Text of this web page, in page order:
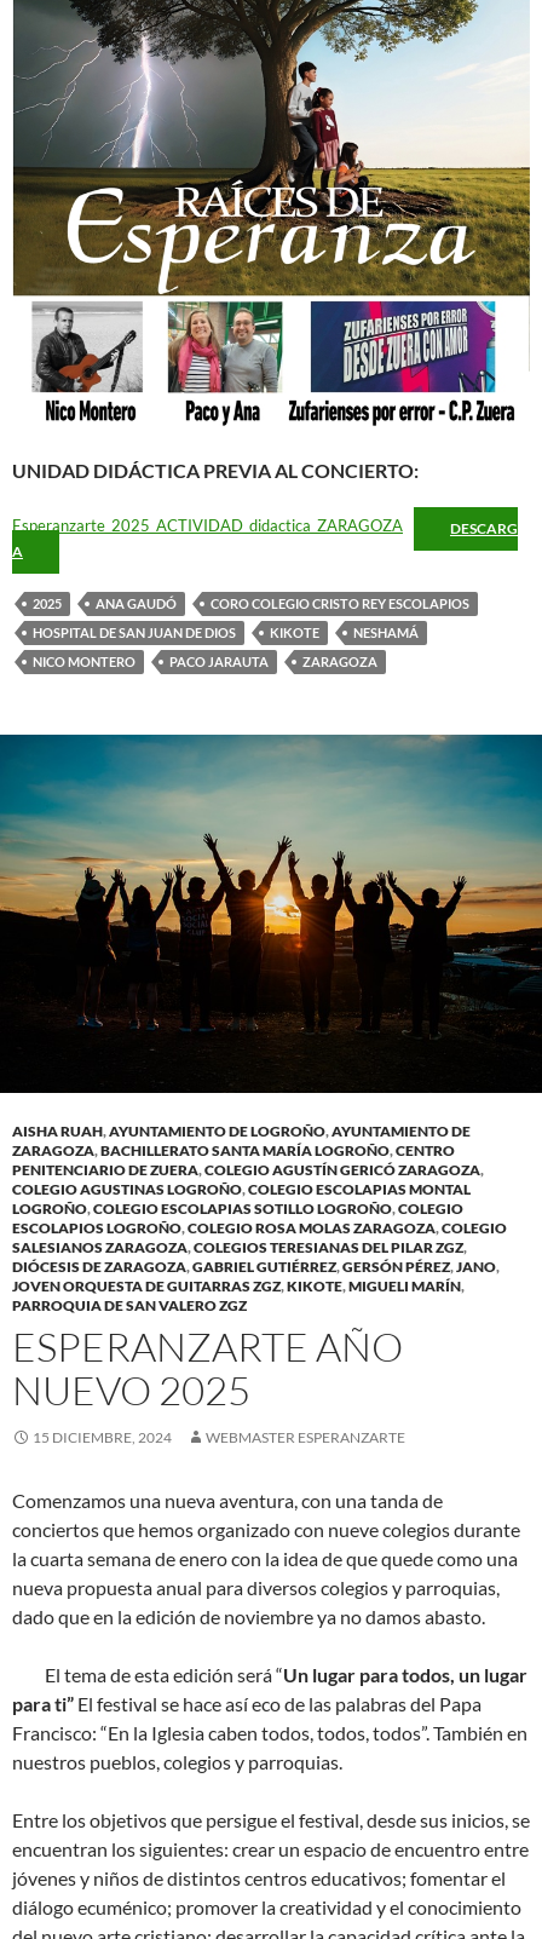
UNIDAD DIDÁCTICA PREVIA AL CONCIERTO:
Esperanzarte_2025_ACTIVIDAD_didactica_ZARAGOZA
DESCARG
A
2025 ANA GAUDÓ
CORO COLEGIO CRISTO REY ESCOLAPIOS
HOSPITAL DE SAN JUAN DE DIOS
KIKOTE
NESHAMÁ
NICO MONTERO
PACO JARAUTA ZARAGOZA
AISHA RUAH,AYUNTAMIENTO DE LOGROÑO,AYUNTAMIENTO DE
ZARAGOZA,BACHILLERATO SANTA MARÍA LOGROÑO,CENTRO
PENITENCIARIO DE ZUERA,COLEGIO AGUSTÍN GERICÓ ZARAGOZA,
COLEGIO AGUSTINAS LOGROÑO,COLEGIO ESCOLAPIAS MONTAL
LOGROÑO,COLEGIO ESCOLAPIAS SOTILLO LOGROÑO,COLEGIO
ESCOLAPIOS LOGROÑO,COLEGIO ROSA MOLAS ZARAGOZA,COLEGIO
SALESIANOS ZARAGOZA,COLEGIOS TERESIANAS DEL PILAR ZGZ,
DIÓCESIS DE ZARAGOZA,GABRIEL GUTIÉRREZ,GERSÓN PÉREZ,JANO,
JOVEN ORQUESTA DE GUITARRAS ZGZ,KIKOTE,MIGUELI MARÍN,
PARROQUIA DE SAN VALERO ZGZ
ESPERANZARTE AÑO
NUEVO 2025
15 DICIEMBRE, 2024 WEBMASTER ESPERANZARTE
Comenzamos una nueva aventura, con una tanda de
conciertos que hemos organizado con nueve colegios durante
la cuarta semana de enero con la idea de que quede como una
nueva propuesta anual para diversos colegios y parroquias,
dado que en la edición de noviembre ya no damos abasto.
El tema de esta edición será “Un lugar para todos, un lugar
para ti” El festival se hace así eco de las palabras del Papa
Francisco: “En la Iglesia caben todos, todos, todos”. También en
nuestros pueblos, colegios y parroquias.
Entre los objetivos que persigue el festival, desde sus inicios, se
encuentran los siguientes: crear un espacio de encuentro entre
jóvenes y niños de distintos centros educativos; fomentar el
diálogo ecuménico; promover la creatividad y el conocimiento